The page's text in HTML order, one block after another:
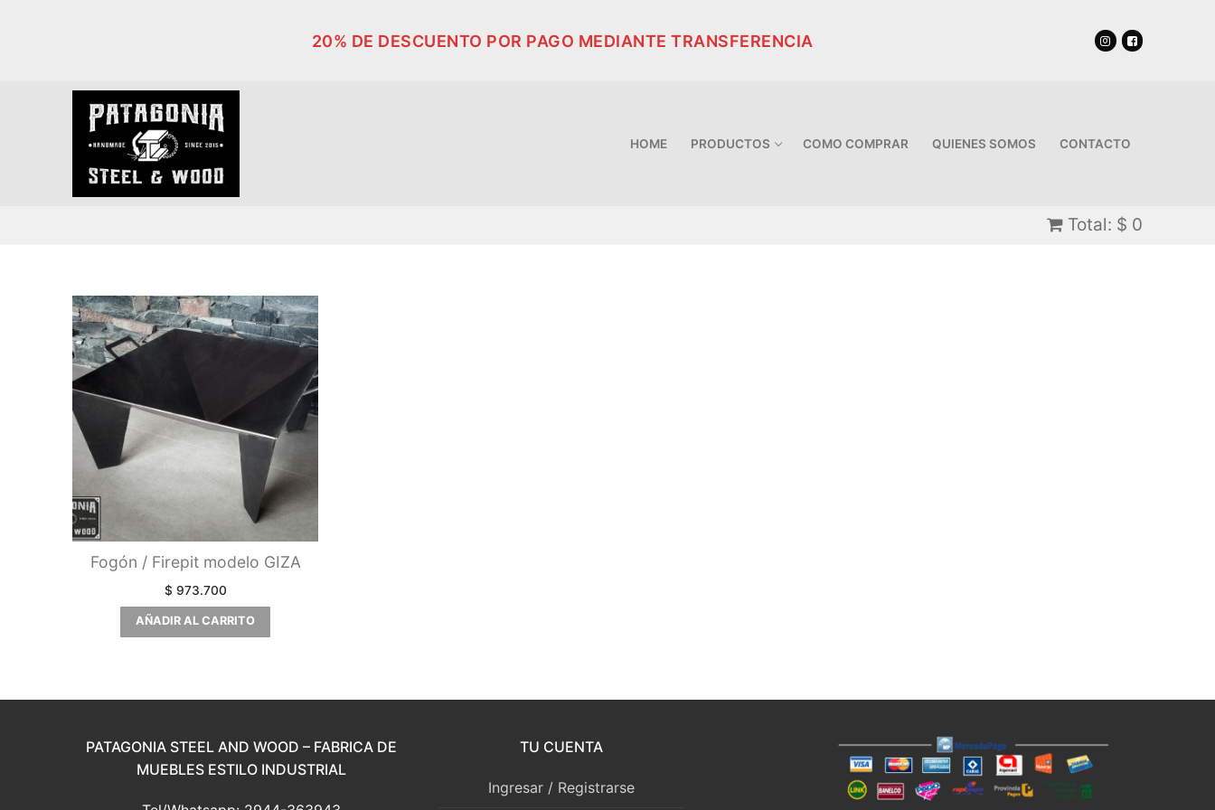
20% DE DESCUENTO POR PAGO MEDIANTE TRANSFERENCIA
HOME PRODUCTOS COMO COMPRAR QUIENES SOMOS CONTACTO
Total: $ 0
Fogón / Firepit modelo GIZA
$ 973.700
AÑADIR AL CARRITO
PATAGONIA STEEL AND WOOD – FABRICA DE
MUEBLES ESTILO INDUSTRIAL
TU CUENTA
Ingresar / Registrarse